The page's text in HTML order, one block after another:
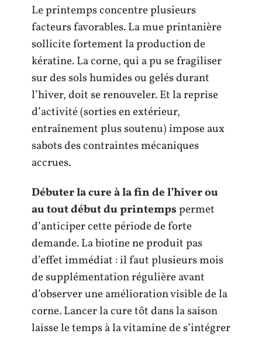
Le printemps concentre plusieurs
facteurs favorables. La mue printanière
sollicite fortement la production de
kératine. La corne, qui a pu se fragiliser
sur des sols humides ou gelés durant
l’hiver, doit se renouveler. Et la reprise
d’activité (sorties en extérieur,
entraînement plus soutenu) impose aux
sabots des contraintes mécaniques
accrues.
Débuter la cure à la fin de l’hiver ou
au tout début du printempspermet
d’anticiper cette période de forte
demande. La biotine ne produit pas
d’effet immédiat : il faut plusieurs mois
de supplémentation régulière avant
d’observer une amélioration visible de la
corne. Lancer la cure tôt dans la saison
laisse le temps à la vitamine de s’intégrer